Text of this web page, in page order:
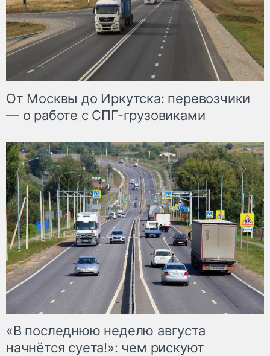
От Москвы до Иркутска: перевозчики
— о работе с СПГ-грузовиками
«В последнюю неделю августа
начнётся суета!»: чем рискуют